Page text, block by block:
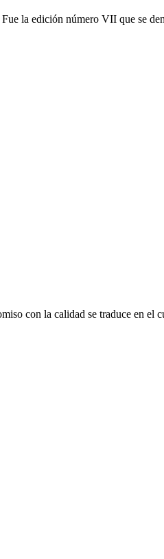
la edición número VII que se
con la calidad se traduce en el